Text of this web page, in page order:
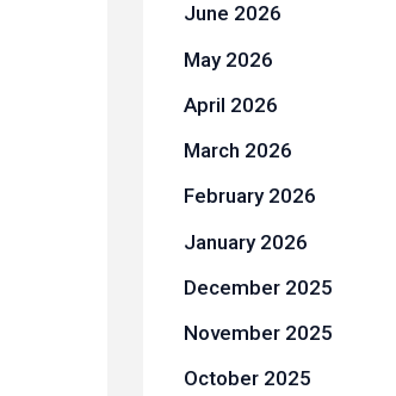
June 2026
May 2026
April 2026
March 2026
February 2026
January 2026
December 2025
November 2025
October 2025